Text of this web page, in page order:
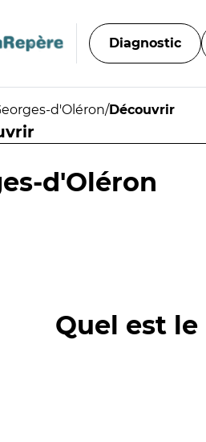
Diagnostic
d'Oléron/Découvrir
d'Oléron
Quel est